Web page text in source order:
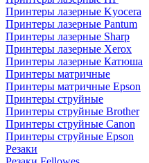
Принтеры лазерные Kyocera
Принтеры лазерные Pantum
Принтеры лазерные Sharp
Принтеры лазерные Xerox
Принтеры лазерные Катюша
Принтеры матричные
Принтеры матричные Epson
Принтеры струйные
Принтеры струйные Brother
Принтеры струйные Canon
Принтеры струйные Epson
Резаки